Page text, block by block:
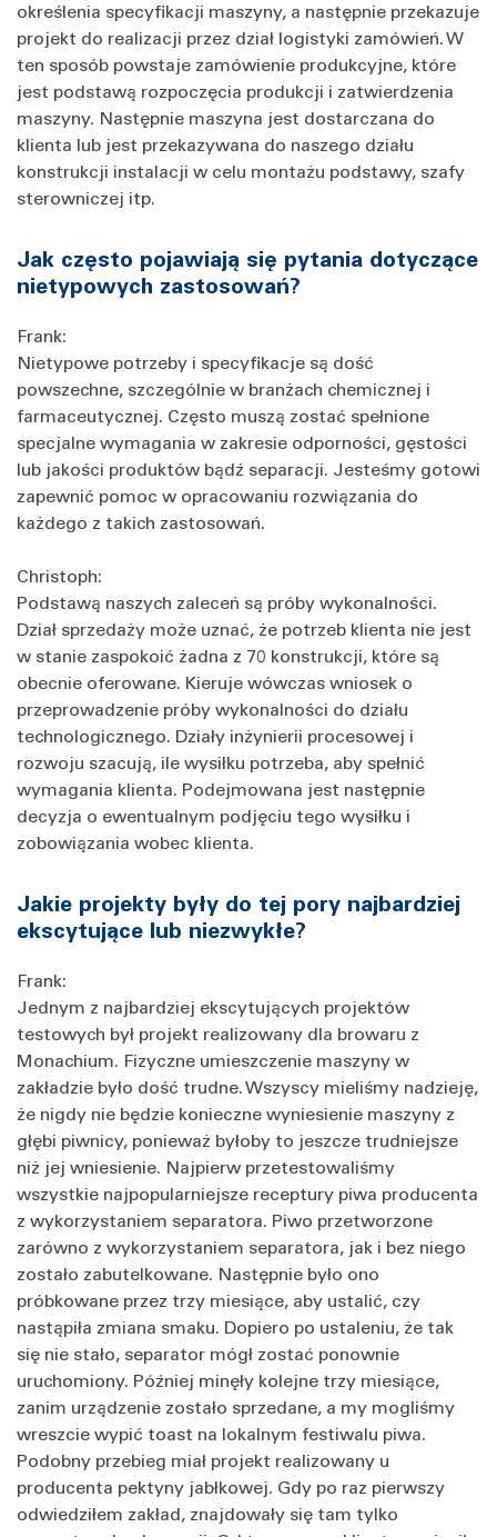
określenia specyfikacji maszyny, a następnie przekazuje
projekt do realizacji przez dział logistyki zamówień. W
ten sposób powstaje zamówienie produkcyjne, które
jest podstawą rozpoczęcia produkcji i zatwierdzenia
maszyny. Następnie maszyna jest dostarczana do
klienta lub jest przekazywana do naszego działu
konstrukcji instalacji w celu montażu podstawy, szafy
sterowniczej itp.
Jak często pojawiają się pytania dotyczące
nietypowych zastosowań?
Frank:
Nietypowe potrzeby i specyfikacje są dość
powszechne, szczególnie w branżach chemicznej i
farmaceutycznej. Często muszą zostać spełnione
specjalne wymagania w zakresie odporności, gęstości
lub jakości produktów bądź separacji. Jesteśmy gotowi
zapewnić pomoc w opracowaniu rozwiązania do
każdego z takich zastosowań.
Christoph:
Podstawą naszych zaleceń są próby wykonalności.
Dział sprzedaży może uznać, że potrzeb klienta nie jest
w stanie zaspokoić żadna z 70 konstrukcji, które są
obecnie oferowane. Kieruje wówczas wniosek o
przeprowadzenie próby wykonalności do działu
technologicznego. Działy inżynierii procesowej i
rozwoju szacują, ile wysiłku potrzeba, aby spełnić
wymagania klienta. Podejmowana jest następnie
decyzja o ewentualnym podjęciu tego wysiłku i
zobowiązania wobec klienta.
Jakie projekty były do tej pory najbardziej
ekscytujące lub niezwykłe?
Frank:
Jednym z najbardziej ekscytujących projektów
testowych był projekt realizowany dla browaru z
Monachium. Fizyczne umieszczenie maszyny w
zakładzie było dość trudne. Wszyscy mieliśmy nadzieję,
że nigdy nie będzie konieczne wyniesienie maszyny z
głębi piwnicy, ponieważ byłoby to jeszcze trudniejsze
niż jej wniesienie. Najpierw przetestowaliśmy
wszystkie najpopularniejsze receptury piwa producenta
z wykorzystaniem separatora. Piwo przetworzone
zarówno z wykorzystaniem separatora, jak i bez niego
zostało zabutelkowane. Następnie było ono
próbkowane przez trzy miesiące, aby ustalić, czy
nastąpiła zmiana smaku. Dopiero po ustaleniu, że tak
się nie stało, separator mógł zostać ponownie
uruchomiony. Później minęły kolejne trzy miesiące,
zanim urządzenie zostało sprzedane, a my mogliśmy
wreszcie wypić toast na lokalnym festiwalu piwa.
Podobny przebieg miał projekt realizowany u
producenta pektyny jabłkowej. Gdy po raz pierwszy
odwiedziłem zakład, znajdowały się tam tylko